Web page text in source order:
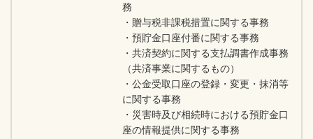
務
・贈与税非課税措置に関する事務
・預貯金口座付番に関する事務
・共済契約に関する支払調書作成事務
（共済事業に関するもの）
・公金受取口座の登録・変更・抹消等
に関する事務
・災害時及び相続時における預貯金口
座の情報提供に関する事務